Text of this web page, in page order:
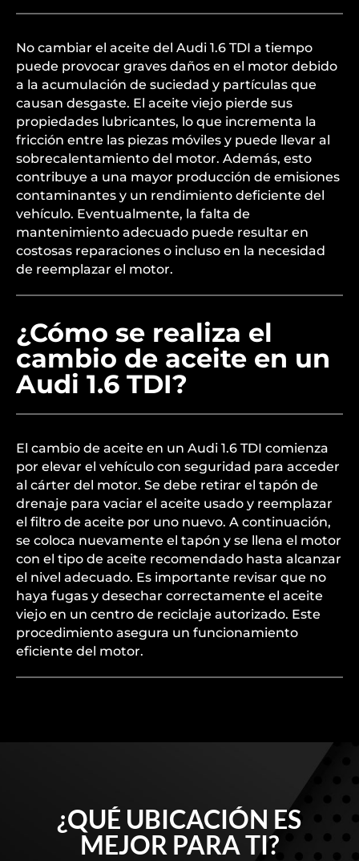
No cambiar el aceite del Audi 1.6 TDI a tiempo
puede provocar graves daños en el motor debido
a la acumulación de suciedad y partículas que
causan desgaste. El aceite viejo pierde sus
propiedades lubricantes, lo que incrementa la
fricción entre las piezas móviles y puede llevar al
sobrecalentamiento del motor. Además, esto
contribuye a una mayor producción de emisiones
contaminantes y un rendimiento deficiente del
vehículo. Eventualmente, la falta de
mantenimiento adecuado puede resultar en
costosas reparaciones o incluso en la necesidad
de reemplazar el motor.
¿Cómo se realiza el
cambio de aceite en un
Audi 1.6 TDI?
El cambio de aceite en un Audi 1.6 TDI comienza
por elevar el vehículo con seguridad para acceder
al cárter del motor. Se debe retirar el tapón de
drenaje para vaciar el aceite usado y reemplazar
el filtro de aceite por uno nuevo. A continuación,
se coloca nuevamente el tapón y se llena el motor
con el tipo de aceite recomendado hasta alcanzar
el nivel adecuado. Es importante revisar que no
haya fugas y desechar correctamente el aceite
viejo en un centro de reciclaje autorizado. Este
procedimiento asegura un funcionamiento
eficiente del motor.
¿QUÉ UBICACIÓN ES
MEJOR PARA TI?